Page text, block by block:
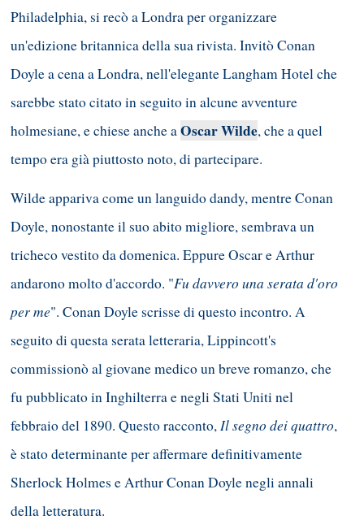
Philadelphia, si recò a Londra per organizzare
un'edizione britannica della sua rivista. Invitò Conan
Doyle a cena a Londra, nell'elegante Langham Hotel che
sarebbe stato citato in seguito in alcune avventure
holmesiane, e chiese anche aOscar Wilde, che a quel
tempo era già piuttosto noto, di partecipare.
Wilde appariva come un languido dandy, mentre Conan
Doyle, nonostante il suo abito migliore, sembrava un
tricheco vestito da domenica. Eppure Oscar e Arthur
andarono molto d'accordo. "Fu davvero una serata d'oro
per me". Conan Doyle scrisse di questo incontro. A
seguito di questa serata letteraria, Lippincott's
commissionò al giovane medico un breve romanzo, che
fu pubblicato in Inghilterra e negli Stati Uniti nel
febbraio del 1890. Questo racconto,Il segno dei quattro,
è stato determinante per affermare definitivamente
Sherlock Holmes e Arthur Conan Doyle negli annali
della letteratura.